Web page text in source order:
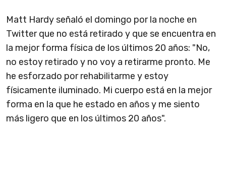
Matt Hardy señaló el domingo por la noche en
Twitter que no está retirado y que se encuentra en
la mejor forma física de los últimos 20 años: "No,
no estoy retirado y no voy a retirarme pronto. Me
he esforzado por rehabilitarme y estoy
físicamente iluminado. Mi cuerpo está en la mejor
forma en la que he estado en años y me siento
más ligero que en los últimos 20 años".